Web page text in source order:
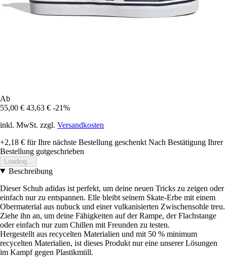
Ab
55,00 € 43,63 € -21%
inkl. MwSt. zzgl. Versandkosten
+2,18 € für Ihre nächste Bestellung geschenkt Nach Bestätigung Ihrer
Bestellung gutgeschrieben
Loading...
Beschreibung
Dieser Schuh adidas ist perfekt, um deine neuen Tricks zu zeigen oder
einfach nur zu entspannen. Elle bleibt seinem Skate-Erbe mit einem
Obermaterial aus nubuck und einer vulkanisierten Zwischensohle treu.
Ziehe ihn an, um deine Fähigkeiten auf der Rampe, der Flachstange
oder einfach nur zum Chillen mit Freunden zu testen.
Hergestellt aus recycelten Materialien und mit 50 % minimum
recycelten Materialien, ist dieses Produkt nur eine unserer Lösungen
im Kampf gegen Plastikmüll.